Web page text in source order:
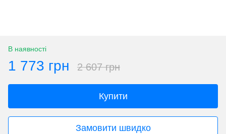
В наявності
1 773 грн 2 607 грн
Купити
Замовити швидко